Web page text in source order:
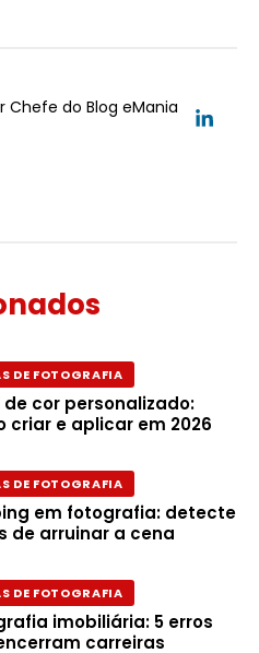
Chefe do Blog eMania
DE FOTOGRAFIA
de cor personalizado:
criar e aplicar em 2026
DE FOTOGRAFIA
em fotografia: detecte
de arruinar a cena
DE FOTOGRAFIA
imobiliária: 5 erros
carreiras